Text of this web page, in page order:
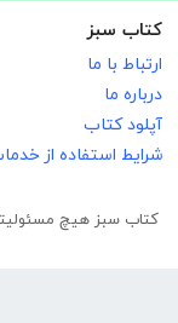
کتاب سبز
ارتباط با ما
درباره ما
آپلود کتاب
شرایط استفاده از
کتاب سبز هیچ